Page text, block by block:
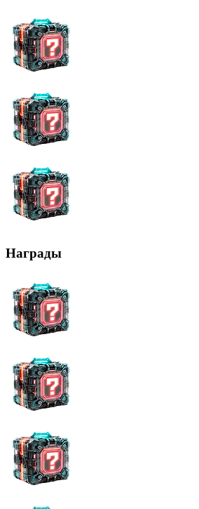
Награды